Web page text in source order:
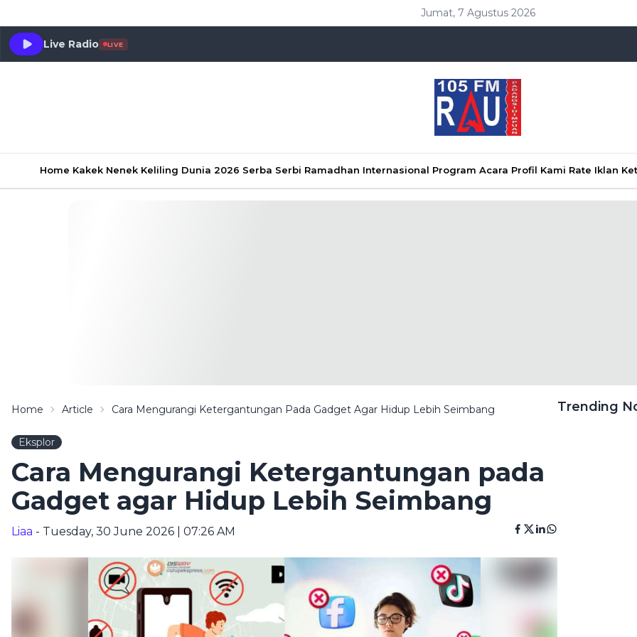
Jumat, 7 Agustus 2026
Live Radio LIVE
Home Kakek Nenek Keliling Dunia 2026 Serba Serbi Ramadhan Internasional Program Acara Profil Kami Rate Iklan
Home Article Cara Mengurangi Ketergantungan Pada Gadget Agar Hidup Lebih Seimbang
Eksplor
Cara Mengurangi Ketergantungan pada
Gadget agar Hidup Lebih Seimbang
Liaa - Tuesday, 30 June 2026 | 07:26 AM
Trending